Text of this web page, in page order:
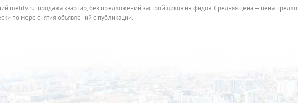
metrtv.ru: продажа квартир, без предложений застройщиков из фидов. Средняя цена — цена
по мере снятия объявлений с публикации.